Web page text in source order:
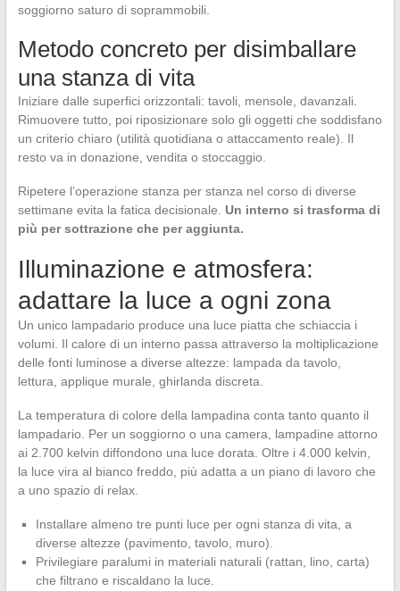
soggiorno saturo di soprammobili.
Metodo concreto per disimballare
una stanza di vita
Iniziare dalle superfici orizzontali: tavoli, mensole, davanzali.
Rimuovere tutto, poi riposizionare solo gli oggetti che soddisfano
un criterio chiaro (utilità quotidiana o attaccamento reale). Il
resto va in donazione, vendita o stoccaggio.
Ripetere l’operazione stanza per stanza nel corso di diverse
settimane evita la fatica decisionale. Un interno si trasforma di
più per sottrazione che per aggiunta.
Illuminazione e atmosfera:
adattare la luce a ogni zona
Un unico lampadario produce una luce piatta che schiaccia i
volumi. Il calore di un interno passa attraverso la moltiplicazione
delle fonti luminose a diverse altezze: lampada da tavolo,
lettura, applique murale, ghirlanda discreta.
La temperatura di colore della lampadina conta tanto quanto il
lampadario. Per un soggiorno o una camera, lampadine attorno
ai 2.700 kelvin diffondono una luce dorata. Oltre i 4.000 kelvin,
la luce vira al bianco freddo, più adatta a un piano di lavoro che
a uno spazio di relax.
Installare almeno tre punti luce per ogni stanza di vita, a
diverse altezze (pavimento, tavolo, muro).
Privilegiare paralumi in materiali naturali (rattan, lino, carta)
che filtrano e riscaldano la luce.